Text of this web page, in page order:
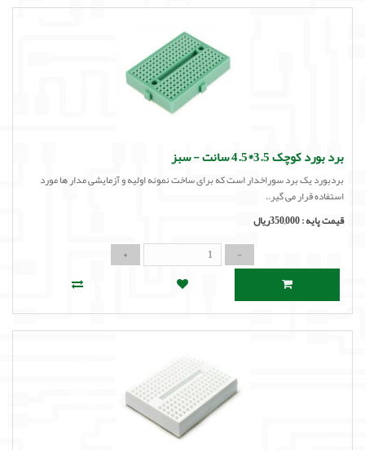
برد بورد کوچک 3.5*4.5 سانت - سبز
بردبورد یک برد سوراخدار است که برای ساخت نمونه اولیه و آزمایشی مدار ها مورد
استفاده قرار می گیر..
قیمت پایه :350,000ریال